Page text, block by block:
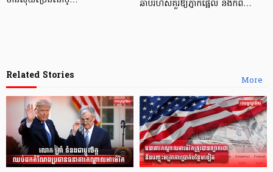
ឆាប់រហ័សគួរឱ្យភ្ញាក់ផ្អើល និងកំព…
More
Related Stories